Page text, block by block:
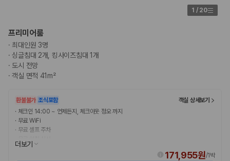
제주렌트카 최저가는 차량 기본요금만으로 판단하기 어렵습니다. 보험 포
함 여부, 면책금, 보상 한도, 옵션 비용, 취소 수수료를 함께 확인해야 실제
로 저렴한 차량을 고를 수 있습니다.
2. 보험 조건은 가격만큼 중요합니다
완전자차와 슈퍼자차는 업체별 보장 범위가 다를 수 있습니다. 카모아에서
는 제주 렌트카 가격과 함께 보험 조건을 비교해 여행 스타일에 맞는 보장
3. 제주공항 접근성과 셔틀 조건을 함께 확인하세요
제주 렌트카는 차량 인수 위치와 셔틀 편의성에 따라 실제 이용 만족도가
하는 것이 좋습니다.
1 / 20
프리미어룸
· 최대인원 3명
·싱글침대 2개, 킹사이즈침대 1개
· 도시 전망
·객실 면적 41m²
환불불가 조식포함
객실 상세보기
· 체크인 14:00 ~ 언제든지, 체크아웃 정오 까지
· 무료 WiFi
· 무료 셀프 주차
무료 아침 식사
더보기
171,955원/1박